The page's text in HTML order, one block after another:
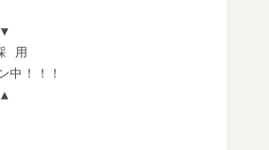
用
中！！！